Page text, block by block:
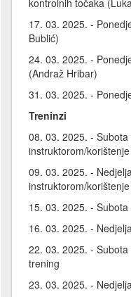
17. 03. 2025. -
Bublić)
24. 03. 2025. -
(Andraž Hribar)
31. 03. 2025. -
Treninzi
08. 03. 2025. -
instruktorom/
09. 03. 2025. -
instruktorom/
15. 03. 2025. -
16. 03. 2025. -
22. 03. 2025. -
trening
23. 03. 2025. -